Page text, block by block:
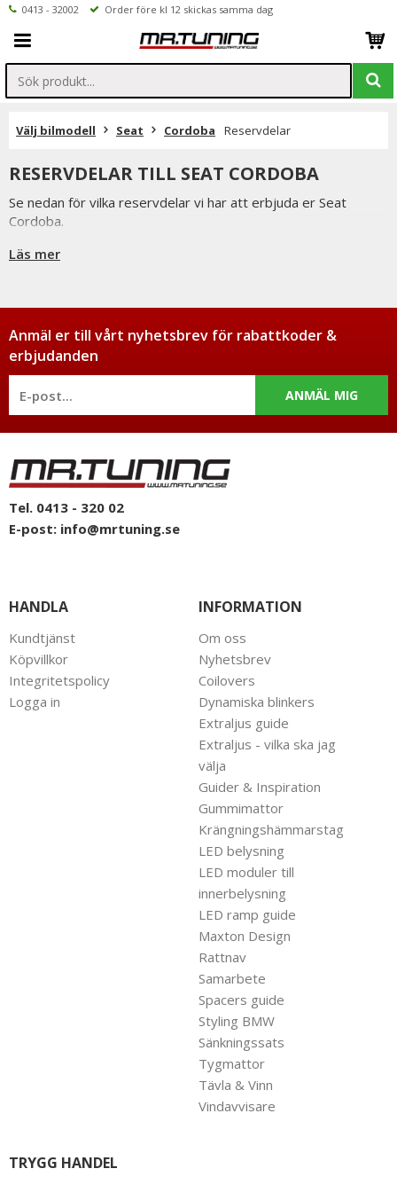
0413 - 32002 Order före kl 12 skickas samma dag
Välj bilmodell Seat Cordoba Reservdelar
RESERVDELAR TILL SEAT CORDOBA
Se nedan för vilka reservdelar vi har att erbjuda er Seat
Cordoba.
förutsatta att varan finns i lager.
Du har alltid 14 dagars returrätt och om du har några frågor
får du gärna kontakta oss då vi själva har ett brinnande
intresse för bilstyling & biltuning och svarar gladeligen på era
funderingar. På vardagar mellan 09 - 16 kan ni nå oss via
telefon: 0413-32002. Ni når oss även via
Läs mer
Anmäl er till vårt nyhetsbrev för rabattkoder &
erbjudanden
ANMÄL MIG
Tel. 0413 - 320 02
E-post: info@mrtuning.se
HANDLA
Kundtjänst
Köpvillkor
Integritetspolicy
Logga in
INFORMATION
Om oss
Nyhetsbrev
Coilovers
Dynamiska blinkers
Extraljus guide
Extraljus - vilka ska jag
välja
Guider & Inspiration
Gummimattor
Krängningshämmarstag
LED belysning
LED moduler till
innerbelysning
LED ramp guide
Maxton Design
Rattnav
Samarbete
Spacers guide
Styling BMW
Sänkningssats
Tygmattor
Tävla & Vinn
Vindavvisare
TRYGG HANDEL